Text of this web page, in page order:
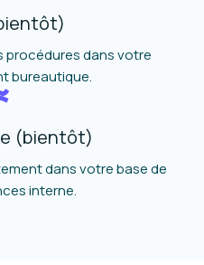
procédures dans votre
bureautique.
(bientôt)
dans votre base de
interne.